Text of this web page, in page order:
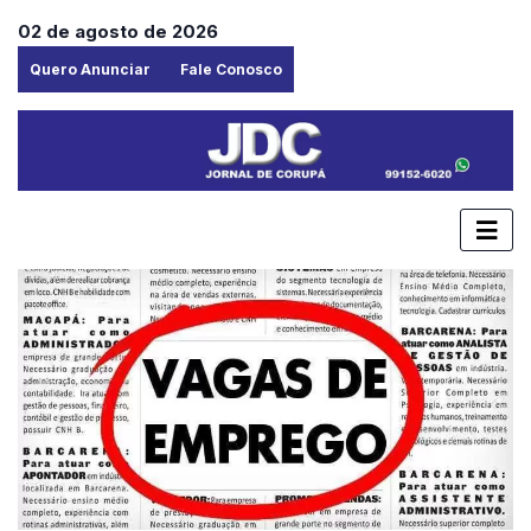
02 de agosto de 2026
Quero Anunciar Fale Conosco